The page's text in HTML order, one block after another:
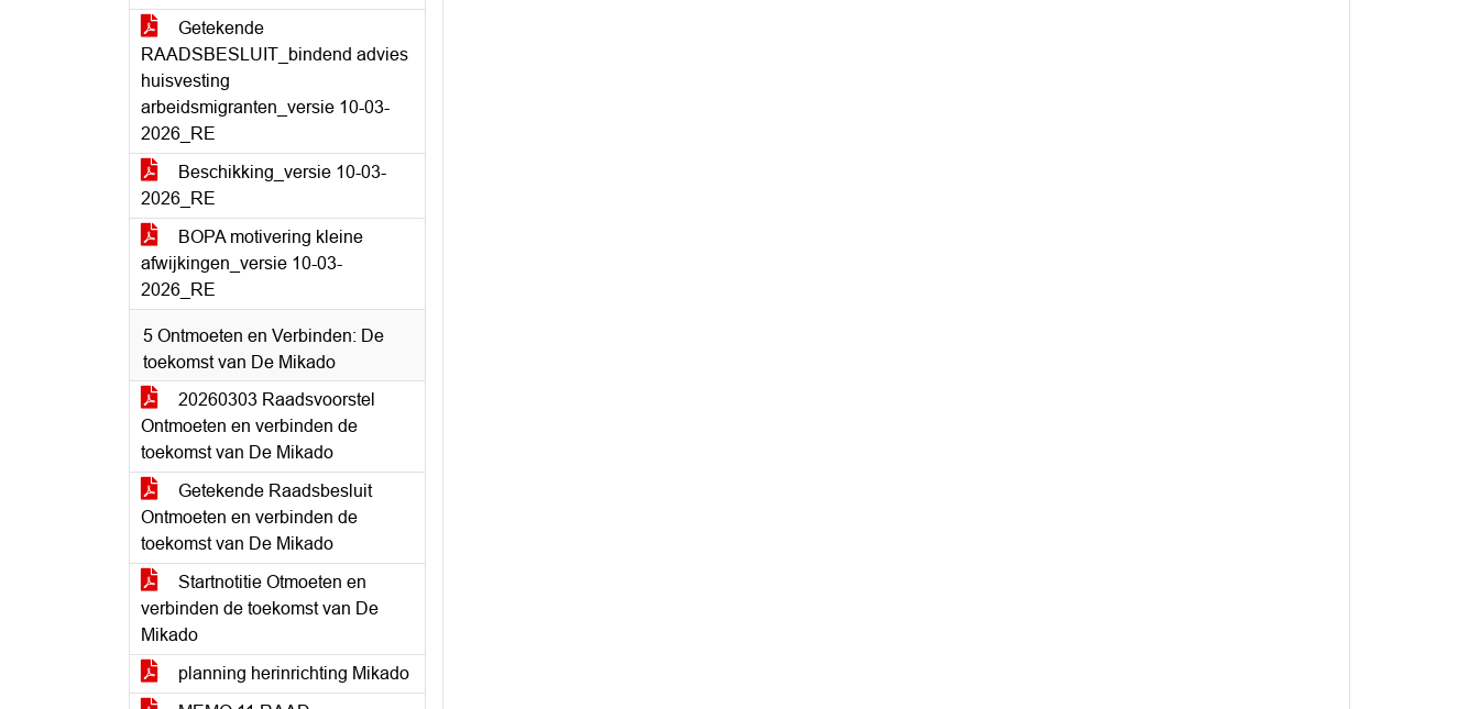
Getekende
RAADSBESLUIT_bindend advies
huisvesting
arbeidsmigranten_versie 10-03-
2026_RE
Beschikking_versie 10-03-
2026_RE
BOPA motivering kleine
afwijkingen_versie 10-03-
2026_RE
5 Ontmoeten en Verbinden: De
toekomst van De Mikado
20260303 Raadsvoorstel
Ontmoeten en verbinden de
toekomst van De Mikado
Getekende Raadsbesluit
Ontmoeten en verbinden de
toekomst van De Mikado
Startnotitie Otmoeten en
verbinden de toekomst van De
Mikado
planning herinrichting Mikado